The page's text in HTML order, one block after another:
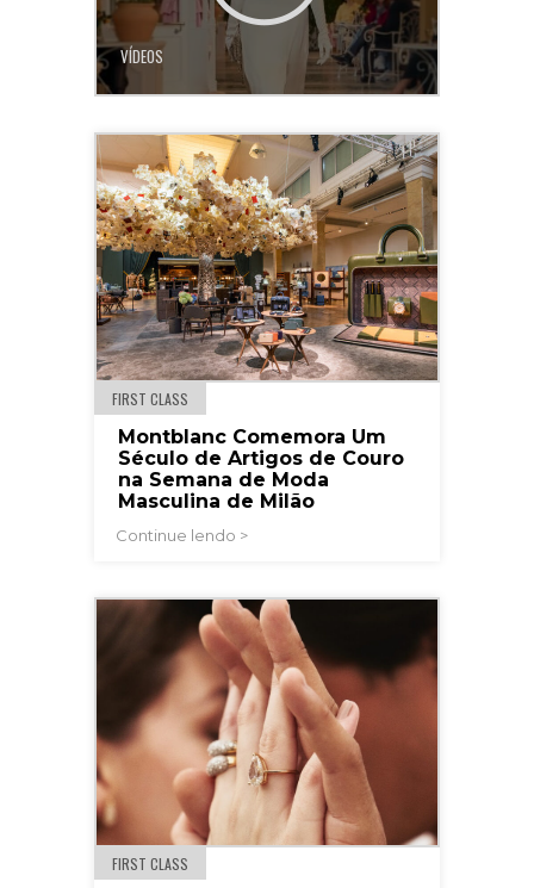
VÍDEOS
FIRST CLASS
Montblanc Comemora Um
Século de Artigos de Couro
na Semana de Moda
Masculina de Milão
Continue lendo >
FIRST CLASS